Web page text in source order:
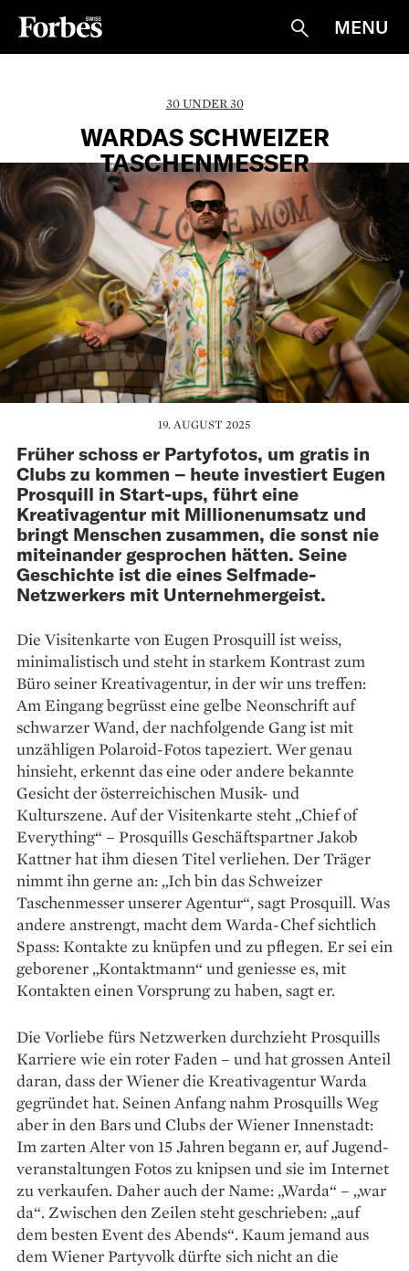
Suche
MENU
30 UNDER 30
WARDAS SCHWEIZER
TASCHENMESSER
19. AUGUST 2025
Früher schoss er Partyfotos, um gratis in
Clubs zu kommen – heute investiert Eugen
Prosquill in Start-ups, führt eine
Kreativagentur mit Millionenumsatz und
bringt Menschen zusammen, die sonst nie
miteinander gesprochen hätten. Seine
Geschichte ist die eines Selfmade-
Netzwerkers mit Unternehmergeist.
Die Visitenkarte von Eugen Prosquill ist weiss,
minimalistisch und steht in starkem Kontrast zum
Büro seiner Kreativagentur, in der wir uns treffen:
Am Eingang begrüsst eine gelbe Neonschrift auf
schwarzer Wand, der nachfolgende Gang ist mit
unzähligen Polaroid-Fotos tapeziert. Wer genau
hinsieht, erkennt das eine oder andere bekannte
Gesicht der österreichischen Musik- und
Kulturszene. Auf der Visitenkarte steht „Chief of
Everything“ – Prosquills Geschäftspartner Jakob
Kattner hat ihm diesen Titel verliehen. Der Träger
nimmt ihn gerne an: „Ich bin das Schweizer
Taschenmesser unserer Agentur“, sagt Prosquill. Was
andere anstrengt, macht dem Warda-Chef sichtlich
Spass: Kontakte zu knüpfen und zu pflegen. Er sei ein
geborener „Kontaktmann“ und geniesse es, mit
Kontakten einen Vorsprung zu haben, sagt er.
Die Vorliebe fürs Netzwerken durchzieht Prosquills
Karriere wie ein roter Faden – und hat grossen Anteil
daran, dass der ­Wiener die Kreativ­agentur Warda
gegründet hat. ­Seinen ­Anfang nahm Prosquills Weg
aber in den Bars und Clubs der Wiener Innenstadt:
Im zarten ­Alter von 15 Jahren begann er, auf Jugend­
veranstaltungen Fotos zu knipsen und sie im ­Internet
zu verkaufen. Daher auch der Name: „Warda“ – „war
da“. Zwischen den ­Zeilen steht ­geschrieben: „auf
dem ­besten Event des Abends“. Kaum jemand aus
dem Wiener Partyvolk dürfte sich nicht an die